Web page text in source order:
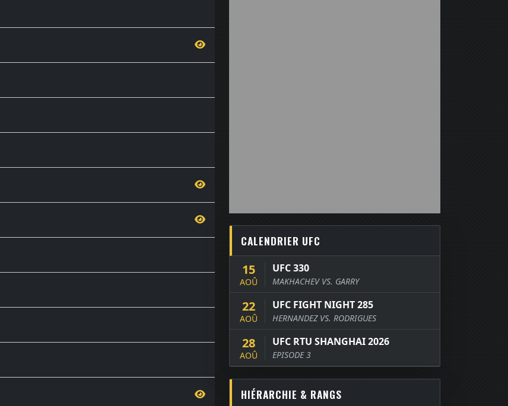
CALENDRIER UFC
15
AOÛ
UFC 330
MAKHACHEV VS. GARRY
22
AOÛ
UFC FIGHT NIGHT 285
HERNANDEZ VS. RODRIGUES
28
AOÛ
UFC RTU SHANGHAI 2026
EPISODE 3
HIÉRARCHIE & RANGS